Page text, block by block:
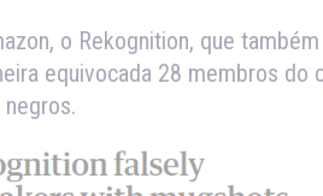
o Rekognition, que
equivocada 28 membros